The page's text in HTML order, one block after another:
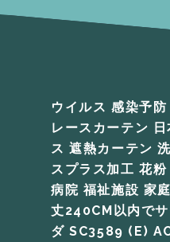
ウイルス 感染予
レースカーテン
ス 遮熱カーテン
スプラス加工 花
病院 福祉施設 家
丈240CM以内で
ダ SC3589 (E)